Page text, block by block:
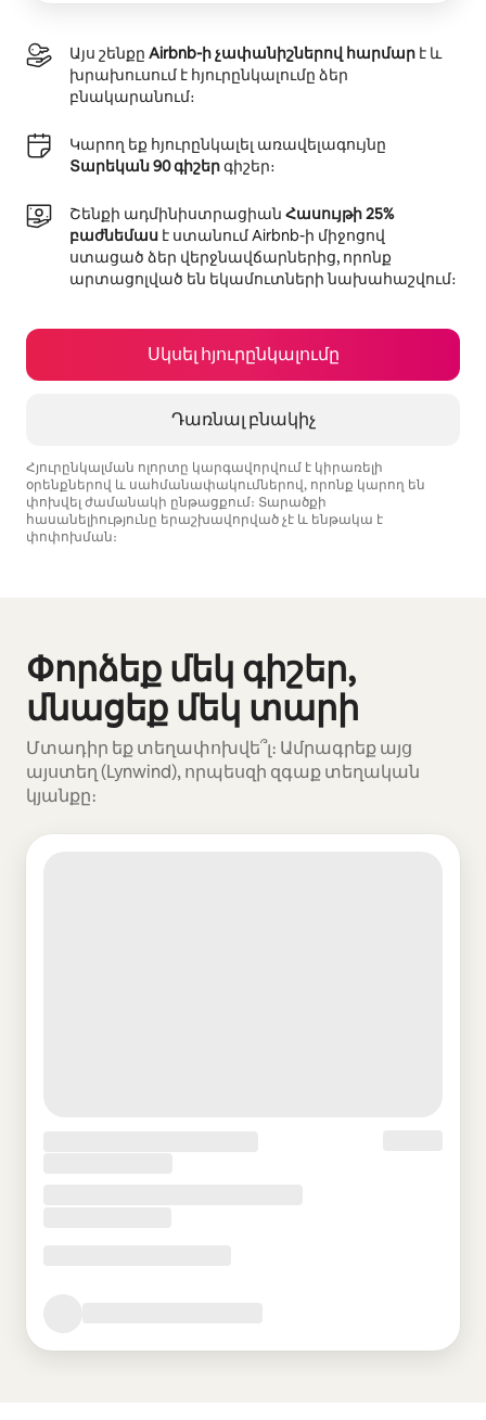
Այս շենքը Airbnb-ի չափանիշներով հարմար է և
խրախուսում է հյուրընկալումը ձեր
բնակարանում։
Կարող եք հյուրընկալել առավելագույնը
Տարեկան 90 գիշերգիշեր։
Շենքի ադմինիստրացիան Հասույթի 25%
բաժնեմաս է ստանում Airbnb-ի միջոցով
ստացած ձեր վերջնավճարներից, որոնք
արտացոլված են եկամուտների նախահաշվում։
Սկսել հյուրընկալումը
Դառնալ բնակիչ
Հյուրընկալման ոլորտը կարգավորվում է կիրառելի
օրենքներով և սահմանափակումներով, որոնք կարող են
փոխվել ժամանակի ընթացքում։ Տարածքի
հասանելիությունը երաշխավորված չէ և ենթակա է
փոփոխման։
Փորձեք մեկ գիշեր,
մնացեք մեկ տարի
Մտադիր եք տեղափոխվե՞լ։ Ամրագրեք այց
այստեղ (Lynwind), որպեսզի զգաք տեղական
կյանքը։
Ցուցադրվում է 0 տարր՝ 0-ից